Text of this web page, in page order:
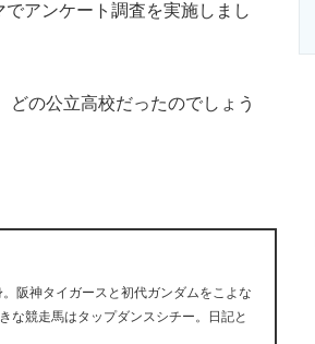
アンケート調査を実施しまし
の公立高校だったのでしょう
阪神タイガースと初代ガンダムをこよな
な競走馬はタップダンスシチー。日記と